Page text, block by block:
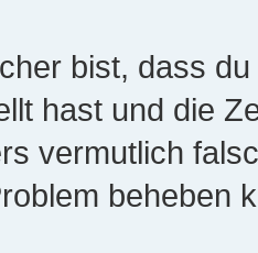
bist, dass
hast und die
vermutlich
beheben